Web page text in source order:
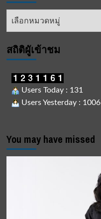
หัวข้อ
สถิติผูัเข้าชม
Users Today : 131
Users Yesterday : 1006
You may have missed